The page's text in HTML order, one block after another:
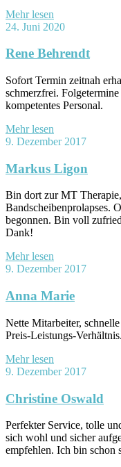
Mehr lesen
24. Juni 2020
Rene Behrendt
Sofort Termin zeitnah
schmerzfrei.
kompetentes Personal.
Mehr lesen
9. Dezember 2017
Markus Ligon
Bin dort zur MT
Bandscheibenprolapses.
begonnen. Bin voll
Dank!
Mehr lesen
9. Dezember 2017
Anna Marie
Nette Mitarbeiter,
Preis-Leistungs-
Mehr lesen
9. Dezember 2017
Christine Oswald
Perfekter Service, tolle
sich wohl und sicher
empfehlen. Ich bin schon